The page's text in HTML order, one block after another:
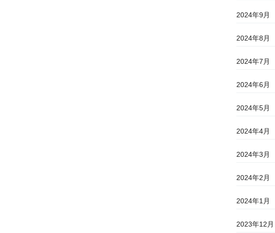
2024年9月
2024年8月
2024年7月
2024年6月
2024年5月
2024年4月
2024年3月
2024年2月
2024年1月
2023年12月